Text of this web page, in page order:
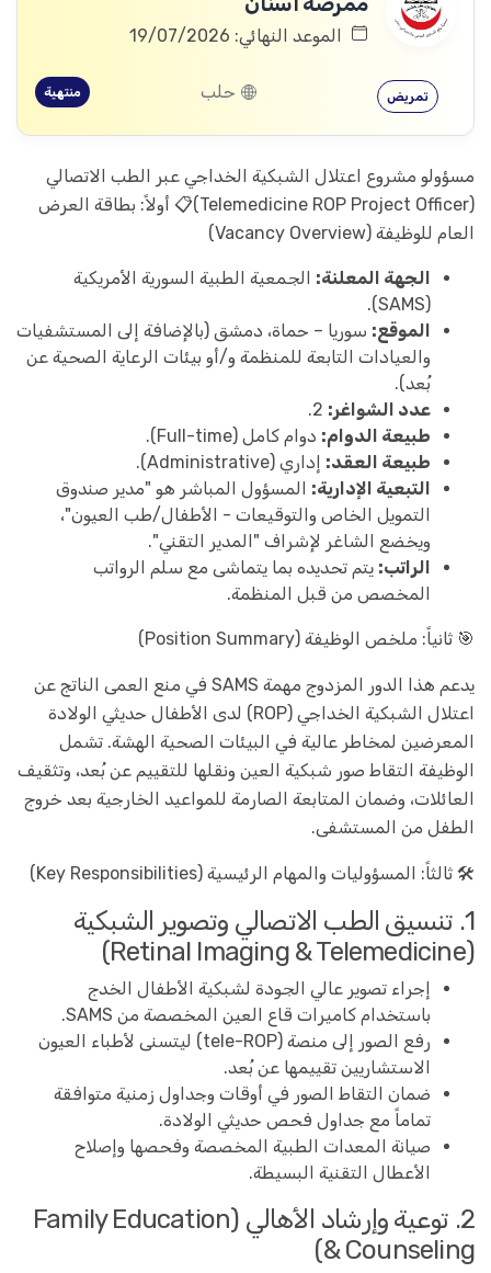
الموعد النهائي: 19/07/2026
تمريض حلب منتهية
مسؤولو مشروع اعتلال الشبكية الخداجي عبر الطب الاتصالي
(Telemedicine ROP Project Officer)📋 أولاً: بطاقة العرض
العام للوظيفة (Vacancy Overview)
الجهة المعلنة: الجمعية الطبية السورية الأمريكية
(SAMS).
الموقع: سوريا – حماة، دمشق (بالإضافة إلى المستشفيات
والعيادات التابعة للمنظمة و/أو بيئات الرعاية الصحية عن
بُعد).
عدد الشواغر:
طبيعة الدوام: دوام كامل (Full-time).
طبيعة العقد: إداري (Administrative).
التبعية الإدارية: المسؤول المباشر هو "مدير صندوق
التمويل الخاص والتوقيعات - الأطفال/طب العيون"،
ويخضع الشاغر لإشراف "المدير التقني".
الراتب: يتم تحديده بما يتماشى مع سلم الرواتب
المخصص من قبل المنظمة.
🎯 ثانياً: ملخص الوظيفة (Position Summary)
يدعم هذا الدور المزدوج مهمة SAMS في منع العمى الناتج عن
اعتلال الشبكية الخداجي (ROP) لدى الأطفال حديثي الولادة
المعرضين لمخاطر عالية في البيئات الصحية الهشة. تشمل
الوظيفة التقاط صور شبكية العين ونقلها للتقييم عن بُعد، وتثقيف
العائلات، وضمان المتابعة الصارمة للمواعيد الخارجية بعد خروج
الطفل من المستشفى.
🛠️ ثالثاً: المسؤوليات والمهام الرئيسية (Key Responsibilities)
1. تنسيق الطب الاتصالي وتصوير الشبكية
(Retinal Imaging & Telemedicine)
إجراء تصوير عالي الجودة لشبكية الأطفال الخدج
باستخدام كاميرات قاع العين المخصصة من SAMS.
رفع الصور إلى منصة (tele-ROP) ليتسنى لأطباء العيون
الاستشاريين تقييمها عن بُعد.
ضمان التقاط الصور في أوقات وجداول زمنية متوافقة
تماماً مع جداول فحص حديثي الولادة.
صيانة المعدات الطبية المخصصة وفحصها وإصلاح
الأعطال التقنية البسيطة.
2. توعية وإرشاد الأهالي (Family Education
& Counseling)